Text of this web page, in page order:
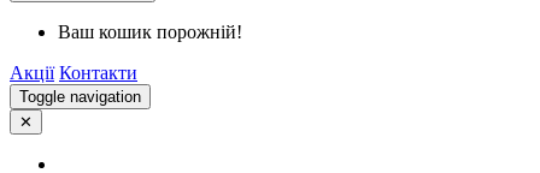
Ваш кошик порожній!
Акції Контакти
Toggle navigation
✕